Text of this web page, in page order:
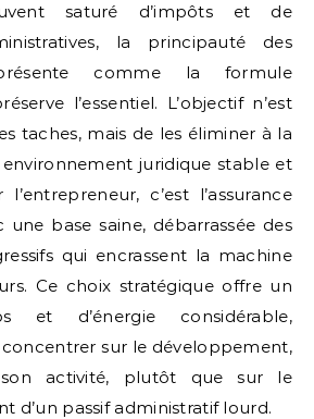
saturé d’impôts et de
la principauté des
comme la formule
l’essentiel. L’objectif n’est
taches, mais de les éliminer à la
juridique stable et
c’est l’assurance
base saine, débarrassée des
qui encrassent la machine
Ce choix stratégique offre un
et d’énergie considérable,
sur le développement,
activité, plutôt que sur le
d’un passif administratif lourd.